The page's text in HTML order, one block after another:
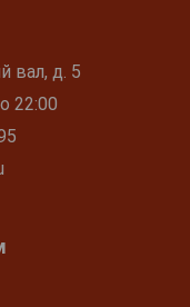
вал, д. 5
22:00